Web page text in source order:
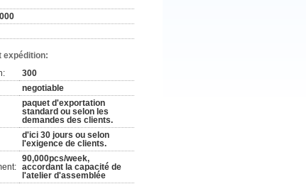
expédition:
300
negotiable
paquet d'exportation
standard ou selon les
demandes des clients.
d'ici 30 jours ou selon
l'exigence de clients.
90,000pcs/week,
accordant la capacité de
l'atelier d'assemblée